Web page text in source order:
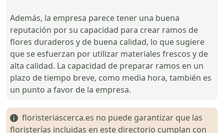
Además, la empresa parece tener una buena
reputación por su capacidad para crear ramos de
flores duraderos y de buena calidad, lo que sugiere
que se esfuerzan por utilizar materiales frescos y de
alta calidad. La capacidad de preparar ramos en un
plazo de tiempo breve, como media hora, también es
un punto a favor de la empresa.
floristeriascerca.es no puede garantizar que las
floristerías incluidas en este directorio cumplan con